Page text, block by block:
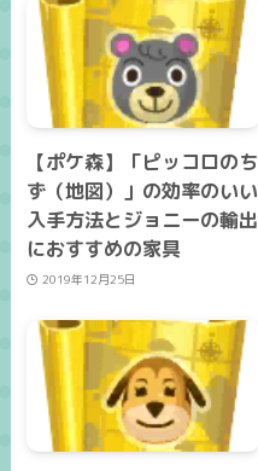
【ポケ森】「ピッコロのち
ず（地図）」の効率のいい
入手方法とジョニーの輸出
におすすめの家具
2019年12月25日